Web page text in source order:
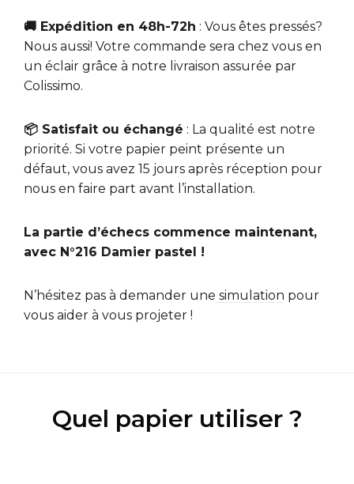
🚚 Expédition en 48h-72h : Vous êtes pressés?
Nous aussi! Votre commande sera chez vous en
un éclair grâce à notre livraison assurée par
Colissimo.
📦 Satisfait ou échangé : La qualité est notre
priorité. Si votre papier peint présente un
défaut, vous avez 15 jours après réception pour
nous en faire part avant l’installation.
La partie d’échecs commence maintenant,
avec N°216 Damier pastel !
N’hésitez pas à demander une simulation pour
vous aider à vous projeter !
Quel papier utiliser ?